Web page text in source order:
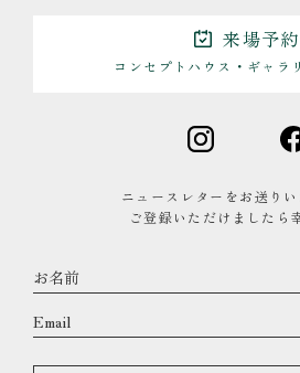
来場予約
コンセプトハウス・ギャラ
ニュースレターをお送りい
ご登録いただけましたら